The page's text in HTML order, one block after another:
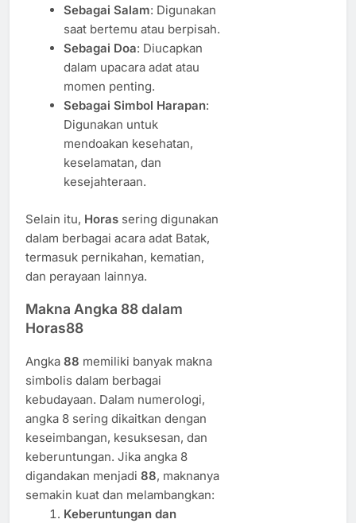
Sebagai Salam: Digunakan
saat bertemu atau berpisah.
Sebagai Doa: Diucapkan
dalam upacara adat atau
momen penting.
Sebagai Simbol Harapan:
Digunakan untuk
mendoakan kesehatan,
keselamatan, dan
kesejahteraan.
Selain itu, Horas sering digunakan
dalam berbagai acara adat Batak,
termasuk pernikahan, kematian,
dan perayaan lainnya.
Makna Angka 88 dalam
Horas88
Angka 88 memiliki banyak makna
simbolis dalam berbagai
kebudayaan. Dalam numerologi,
angka 8 sering dikaitkan dengan
keseimbangan, kesuksesan, dan
keberuntungan. Jika angka 8
digandakan menjadi 88, maknanya
semakin kuat dan melambangkan:
Keberuntungan dan